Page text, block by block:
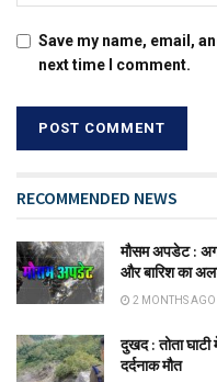
Save my name, email,
next time I comment.
RECOMMENDED NEWS
मौसम अपडेट :
और बारिश का
2 MONTHS AGO
दुखद : तोता
दर्दनाक मौत